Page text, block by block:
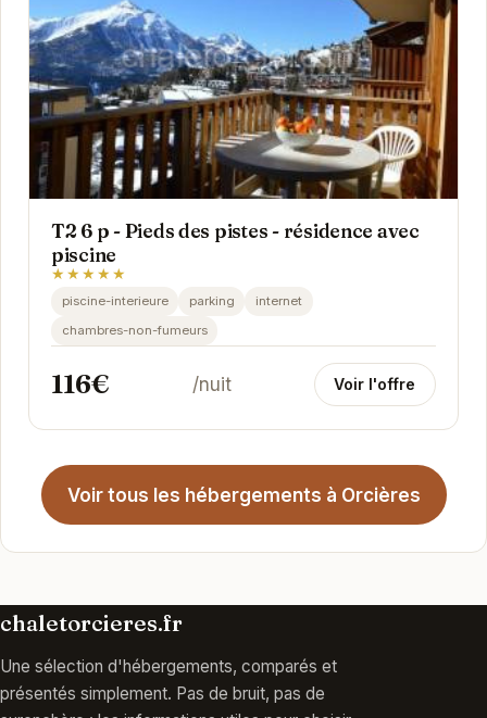
T2 6 p - Pieds des pistes - résidence avec
piscine
★★★★★
piscine-interieure parking
internet
chambres-non-fumeurs
116€ /nuit Voir l'offre
Voir tous les hébergements à Orcières
chaletorcieres.fr
Une sélection d'hébergements, comparés et
présentés simplement. Pas de bruit, pas de